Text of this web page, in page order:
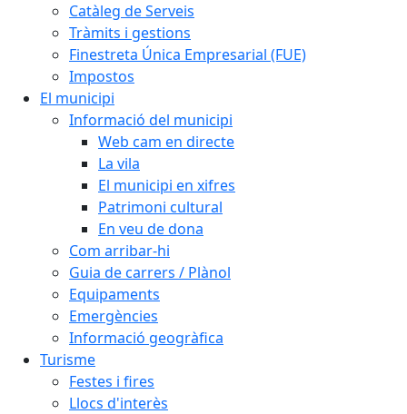
Catàleg de Serveis
Tràmits i gestions
Finestreta Única Empresarial (FUE)
Impostos
El municipi
Informació del municipi
Web cam en directe
La vila
El municipi en xifres
Patrimoni cultural
En veu de dona
Com arribar-hi
Guia de carrers / Plànol
Equipaments
Emergències
Informació geogràfica
Turisme
Festes i fires
Llocs d'interès